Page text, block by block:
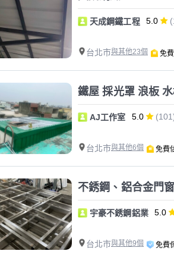
天成鋼鐵工程 5.0
台北市與其他23個 免
鐵屋 採光罩 浪板
AJ工作室 5.0
台北市與其他6個 免費
不銹鋼、鋁合金門
宇豪不銹鋼鋁業 5.0
台北市與其他9個 免費